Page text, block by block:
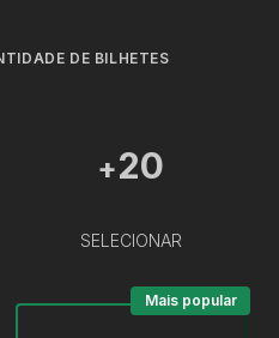
DE BILHETES
+20
SELECIONAR
Mais popular